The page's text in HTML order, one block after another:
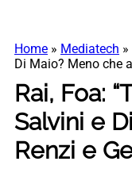
Home » Mediatech »
Di Maio? Meno che
Rai, Foa:
Salvini e
Renzi e